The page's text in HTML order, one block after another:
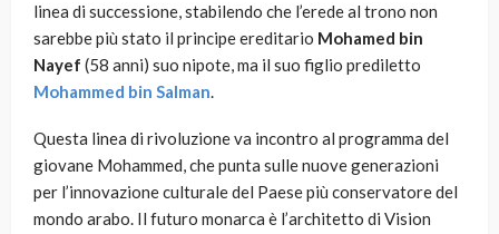
linea di successione, stabilendo che l’erede al trono non
sarebbe più stato il principe ereditario Mohamed bin
Nayef (58 anni) suo nipote, ma il suo figlio prediletto
Mohammed bin Salman.
Questa linea di rivoluzione va incontro al programma del
giovane Mohammed, che punta sulle nuove generazioni
per l’innovazione culturale del Paese più conservatore del
mondo arabo. Il futuro monarca è l’architetto di Vision